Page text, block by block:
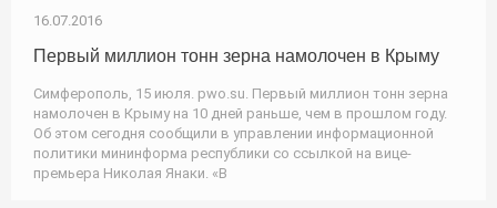
16.07.2016
Первый миллион тонн зерна намолочен в Крыму
Симферополь, 15 июля. pwo.su. Первый миллион тонн зерна
намолочен в Крыму на 10 дней раньше, чем в прошлом году.
Об этом сегодня сообщили в управлении информационной
политики мининформа республики со ссылкой на вице-
премьера Николая Янаки. «В